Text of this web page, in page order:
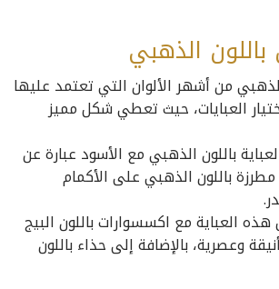
الذهبي
من أشهر الألوان التي تعتمد عليها
العبايات، حيث تعطي شكل مميز
باللون الذهبي مع الأسود عبارة عن
باللون الذهبي على الأكمام
العباية مع اكسسوارات باللون البيج
وعصرية، بالإضافة إلى حذاء باللون